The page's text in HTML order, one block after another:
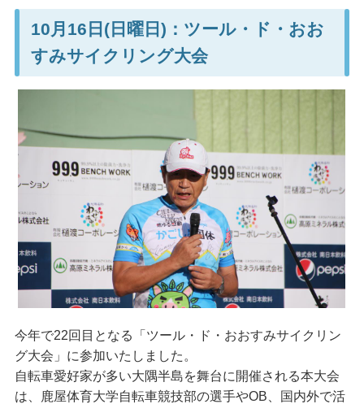
10月16日(日曜日)：ツール・ド・おお
すみサイクリング大会
今年で22回目となる「ツール・ド・おおすみサイクリン
グ大会」に参加いたしました。
自転車愛好家が多い大隅半島を舞台に開催される本大会
は、鹿屋体育大学自転車競技部の選手やOB、国内外で活